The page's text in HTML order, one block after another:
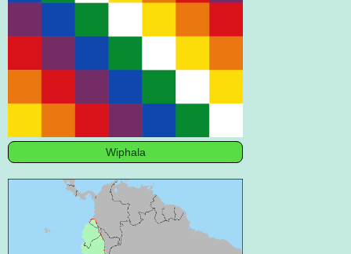
Wiphala